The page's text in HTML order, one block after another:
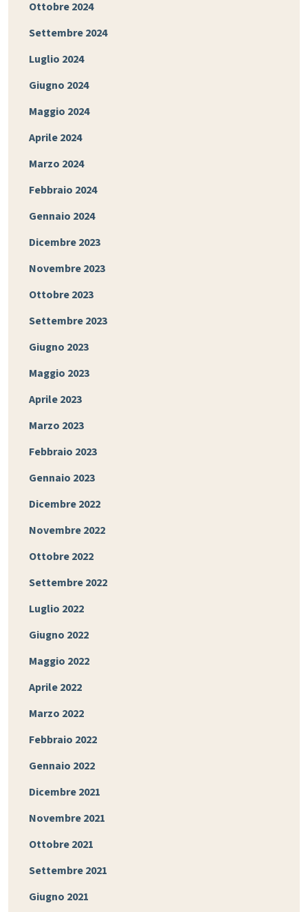
Ottobre 2024
Settembre 2024
Luglio 2024
Giugno 2024
Maggio 2024
Aprile 2024
Marzo 2024
Febbraio 2024
Gennaio 2024
Dicembre 2023
Novembre 2023
Ottobre 2023
Settembre 2023
Giugno 2023
Maggio 2023
Aprile 2023
Marzo 2023
Febbraio 2023
Gennaio 2023
Dicembre 2022
Novembre 2022
Ottobre 2022
Settembre 2022
Luglio 2022
Giugno 2022
Maggio 2022
Aprile 2022
Marzo 2022
Febbraio 2022
Gennaio 2022
Dicembre 2021
Novembre 2021
Ottobre 2021
Settembre 2021
Giugno 2021